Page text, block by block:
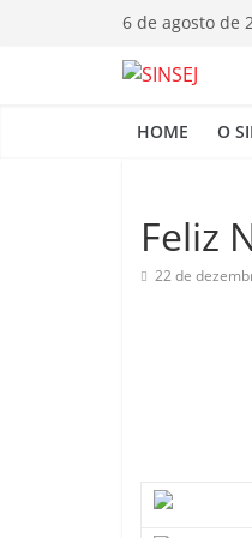
6 de agosto de
S
N
S
HOME O
Feliz
22 de